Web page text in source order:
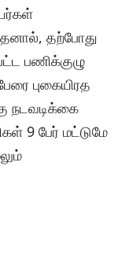
தற்போது
பணிக்குழு
புகையிரத
நடவடிக்கை
9 பேர் மட்டுமே